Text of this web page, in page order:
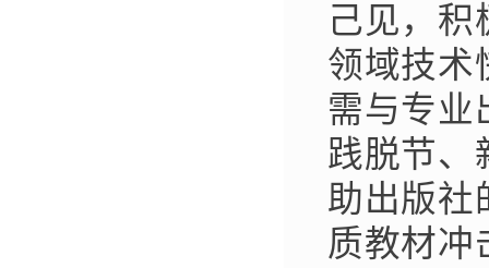
己见，积
领域技术
需与专业
践脱节、
助出版社
质教材冲